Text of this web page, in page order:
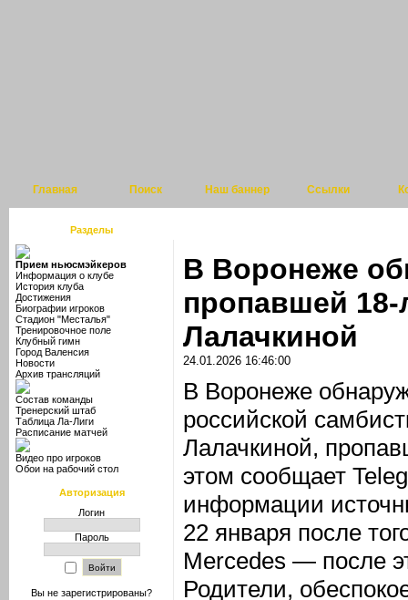
Главная Поиск Наш баннер Ссылки
Разделы
Прием ньюсмэйкеров
Информация о клубе
История клуба
Достижения
Биографии игроков
Стадион "Месталья"
Тренировочное поле
Клубный гимн
Город Валенсия
Новости
Архив трансляций
Состав команды
Тренерский штаб
Таблица Ла-Лиги
Расписание матчей
Видео про игроков
Обои на рабочий стол
Авторизация
Логин
Пароль
Вы не зарегистрированы?
В Воронеже
пропавшей 18-
Лалачкиной
24.01.2026 16:46:00
В Воронеже
российской
Лалачкиной,
этом сообщает
информации
22 января после
Mercedes — после
Родители,